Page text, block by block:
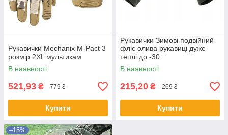
Рукавички Mechanix M-Pact 3
розмір 2XL мультикам
В наявності
521,93 ₴ 779 ₴
Купити
Рукавички Зимові подвійний
фліс олива рукавиці дуже
теплі до -30
В наявності
215,20 ₴ 269 ₴
Купити
–15%